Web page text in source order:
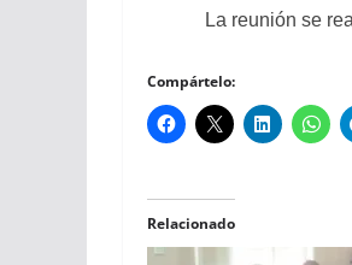
La reunión se
Compártelo:
Relacionado